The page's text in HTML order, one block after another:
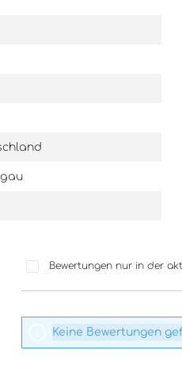
Bewertungen nur in der
Keine Bewertungen